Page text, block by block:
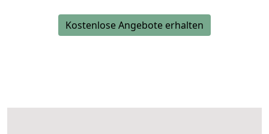
Kostenlose Angebote erhalten